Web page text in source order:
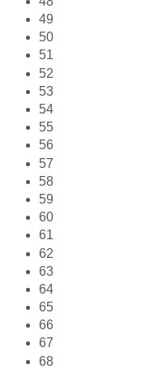
49
50
51
52
53
54
55
56
57
58
59
60
61
62
63
64
65
66
67
68